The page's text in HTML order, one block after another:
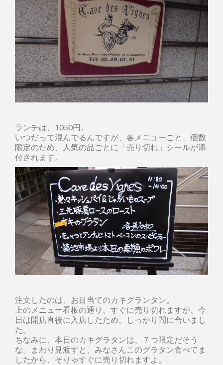
ランチは、1050円。
いつだって混んでるんですが、各メニューごと、個数
限定のため、人気の品ごとに「売り切れ」シールが添
付されます。
注文したのは、お目当てのカキグランタン。
上のメニュー看板の通り、すぐに売り切れますが、今
日は開店直後に入店したため、しっかり間に合いまし
た。
ちなみに、本日のカキグラタンは、７つ限定だそう
な。まわり見渡すと、みなさんこのグラタン食べてま
したから、そりゃすぐに売り切れますよ。